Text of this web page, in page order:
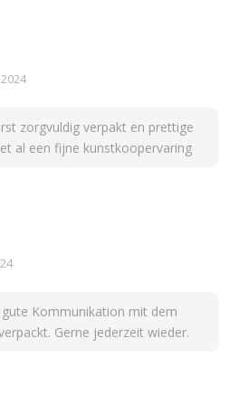
zorgvuldig verpakt en prettige
al een fijne kunstkoopervaring
Kommunikation mit dem
Gerne jederzeit wieder.